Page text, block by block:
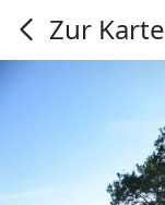
Zur Karte